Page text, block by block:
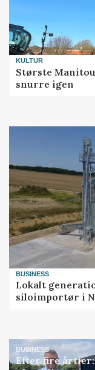
KULTUR
Største
snurre igen
BUSINESS
Lokalt
siloimportør i
BUSINESS
Efter fire årtier: